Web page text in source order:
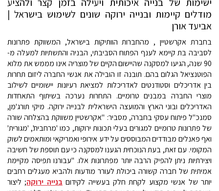
מודלים קיימות ובנייה ירוקה שונים לשימוש בישראל |
אביעד אורן
בחברת אקרשטיין , מהחברות הוותיקות בישראל, המשווקת פתרונות
לסביבה בת קיימא לענף הפתוח הסביבתי, הבניה והתשתיות למעלה מ-
90 שנה, הגיעו למסקנה שהיישום הקיים של מוצריה אינו מממש את מלוא
הפוטנציאל הגלום בהם. תובנה זו הובילה את אנשי החברה ליזום תחרות
בין אדריכלים וסטודנטים לאדריכלות למציאת רעיונות יישומיים לשילוב
מוצרי החברה במבנים טרומיים. התחרות נערכה בשיתוף התאחדות
האדריכלים ובוני הארץ והמועצה הישראלית לבנייה ירוקה. מיקי תורג'מן,
סמנכ"ל פיתוח עסקי בחברה, מסביר: "אקרשטיין משווקת בהצלחה שורה
של פתרונות טרומיים למגורים בעלי תכונות ירוקות, כמו 'מרחבית', 'מגורית'
ואף פאנלים מבודדים המבוססים על ידע אירופי ואמריקאי ומותאמים לשוק
המקומי. עם זאת, בעת הנוכחית הגענו למסקנה כי עם תוספת של חשיבה
ויצירתיות ניתן להפיק הרבה יותר מפתרונות אלו. "עבורנו תפיסה מקיימת
אמיתית של חברה קשורה ביכולת לעורר מודעות ולהביא מעגלים רחבים
יותר של אנשי מקצוע לקחת חלק בעשייה לקידוםבנייה ירוקה; ליצור